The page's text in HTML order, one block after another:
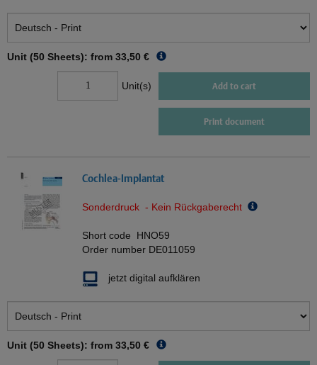
Unit (50 Sheets): from 33,50 €
Unit(s) Add to cart
Print document
Cochlea-Implantat
Sonderdruck - Kein Rückgaberecht
Short code HNO59
Order number DE011059
jetzt digital aufklären
Unit (50 Sheets): from 33,50 €